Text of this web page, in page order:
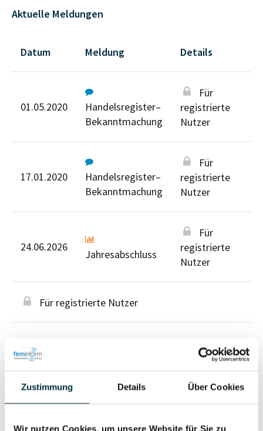
Zustimmung Details Über Cookies
Wir nutzen Cookies, um unsere Website für Sie zu
Aktuelle Meldungen
Datum Meldung Details
01.05.2020
Handelsregister–
Bekanntmachung
Für
registrierte
Nutzer
17.01.2020
Handelsregister–
Bekanntmachung
Für
registrierte
Nutzer
24.06.2026
Jahresabschluss
Für
registrierte
Nutzer
Für registrierte Nutzer
Personen im Unternehmen